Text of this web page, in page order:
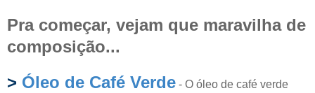
Pra começar, vejam que maravilha de
composição...
> Óleo de Café Verde - O óleo de café verde